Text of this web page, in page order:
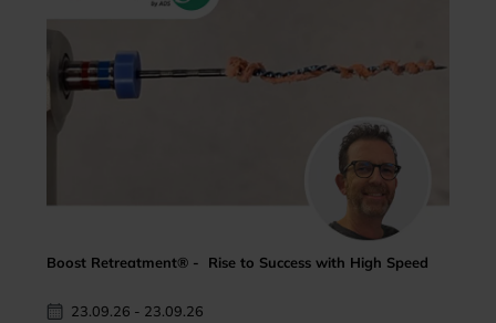
Boost Retreatment® - Rise to Success with High Speed
23.09.26 - 23.09.26